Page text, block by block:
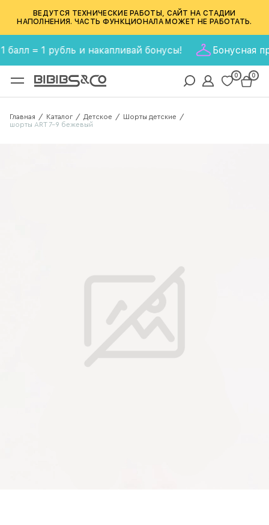
ВЕДУТСЯ ТЕХНИЧЕСКИЕ РАБОТЫ, САЙТ НА СТАДИИ
НАПОЛНЕНИЯ. ЧАСТЬ ФУНКЦИОНАЛА МОЖЕТ НЕ РАБОТАТЬ.
= 1 рубль и накапливай бонусы! Бонусная
0 0
Главная / Каталог / Детское / Шорты детские /
шорты ART 7-9 бежевый